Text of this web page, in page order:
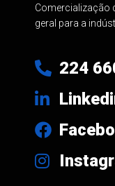
Comercialização
geral para a
224